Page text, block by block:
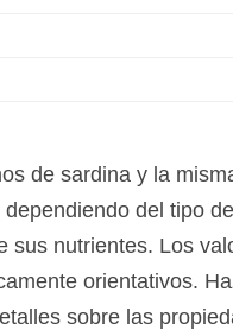
de sardina y la
del tipo
sus nutrientes. Los
orientativos.
sobre las